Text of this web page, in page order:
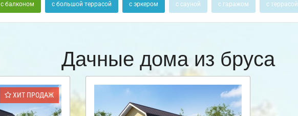
с балконом с большой террасой с эркером с сауной с гаражом с террасой
Дачные дома из бруса
ХИТ ПРОДАЖ